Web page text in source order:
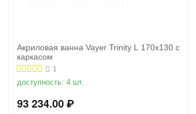
Акриловая ванна Vayer Trinity L 170x130 с
каркасом
1
доступность: 4 шт.
93 234.00₽